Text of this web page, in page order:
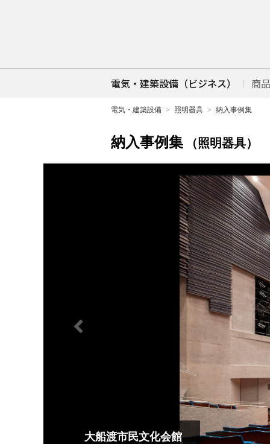
電気・建築設備（ビジネス） 商
電気・建築設備 照明器具 納入事例集
納入事例集 （照明器具）
大船渡市民文化会館